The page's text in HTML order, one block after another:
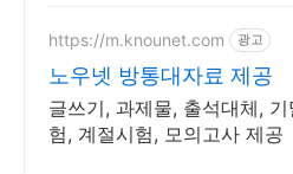
https://m.knounet.com 광고
노우넷 방통대자료 제공
글쓰기, 과제물, 출석대체, 기
험, 계절시험, 모의고사 제공